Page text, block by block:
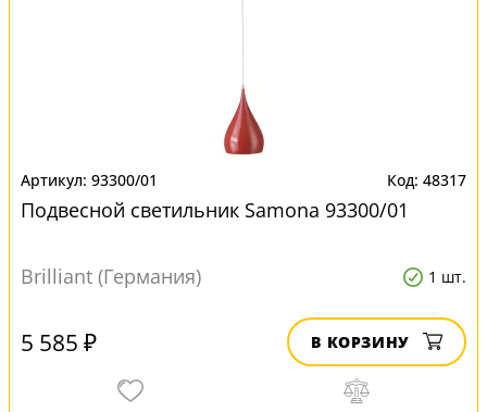
93300/01 48317
Подвесной светильник Samona 93300/01
Brilliant (Германия) 1 шт.
5 585 ₽ В КОРЗИНУ